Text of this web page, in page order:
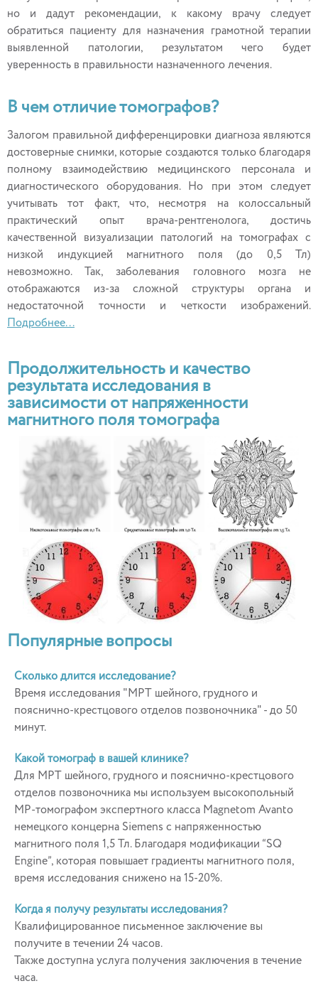
но и дадут рекомендации, к какому врачу следует
обратиться пациенту для назначения грамотной терапии
выявленной патологии, результатом чего будет
уверенность в правильности назначенного лечения.
В чем отличие томографов?
Залогом правильной дифференцировки диагноза являются
достоверные снимки, которые создаются только благодаря
полному взаимодействию медицинского персонала и
диагностического оборудования. Но при этом следует
учитывать тот факт, что, несмотря на колоссальный
практический опыт врача-рентгенолога, достичь
качественной визуализации патологий на томографах с
низкой индукцией магнитного поля (до 0,5 Тл)
невозможно. Так, заболевания головного мозга не
отображаются из-за сложной структуры органа и
недостаточной точности и четкости изображений.
Подробнее...
Продолжительность и качество
результата исследования в
зависимости от напряженности
магнитного поля томографа
Популярные вопросы
Сколько длится исследование?
Время исследования "МРТ шейного, грудного и
пояснично-крестцового отделов позвоночника" - до 50
минут.
Какой томограф в вашей клинике?
Для МРТ шейного, грудного и пояснично-крестцового
отделов позвоночника мы используем высокопольный
МР-томографом экспертного класса Magnetom Avanto
немецкого концерна Siemens с напряженностью
магнитного поля 1,5 Тл. Благодаря модификации “SQ
Engine”, которая повышает градиенты магнитного поля,
время исследования снижено на 15-20%.
Когда я получу результаты исследования?
Квалифицированное письменное заключение вы
получите в течении 24 часов.
Также доступна услуга получения заключения в течение
часа.